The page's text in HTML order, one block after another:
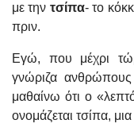
με την τσίπα- το
πριν.
Εγώ, που μέχρι
γνώριζα
μαθαίνω ότι ο
ονομάζεται τσίπα,